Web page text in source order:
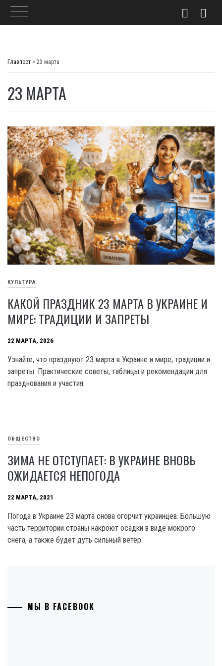
Главпост > 23 марта
23 МАРТА
КУЛЬТУРА
КАКОЙ ПРАЗДНИК 23 МАРТА В УКРАИНЕ И
МИРЕ: ТРАДИЦИИ И ЗАПРЕТЫ
22 МАРТА, 2026
Узнайте, что празднуют 23 марта в Украине и мире, традиции и
запреты. Практические советы, таблицы и рекомендации для
празднования и участия.
ОБЩЕСТВО
ЗИМА НЕ ОТСТУПАЕТ: В УКРАИНЕ ВНОВЬ
ОЖИДАЕТСЯ НЕПОГОДА
22 МАРТА, 2021
Погода в Украине 23 марта снова огорчит украинцев. Большую
часть территории страны накроют осадки в виде мокрого
снега, а также будет дуть сильный ветер.
МЫ В FACEBOOK